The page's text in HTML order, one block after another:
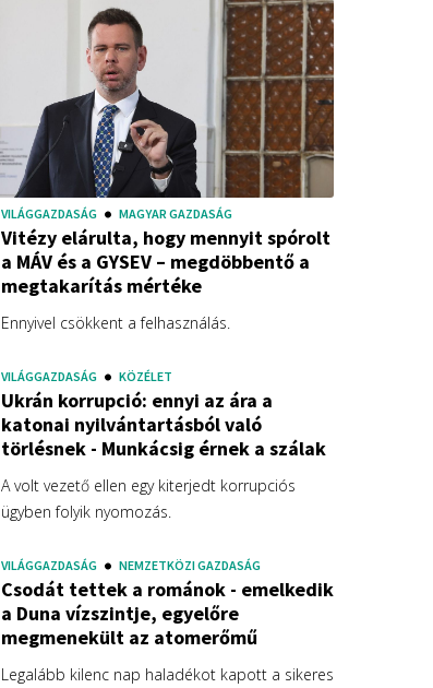
VILÁGGAZDASÁG MAGYAR GAZDASÁG
Vitézy elárulta, hogy mennyit spórolt
a MÁV és a GYSEV – megdöbbentő a
megtakarítás mértéke
Ennyivel csökkent a felhasználás.
VILÁGGAZDASÁG KÖZÉLET
Ukrán korrupció: ennyi az ára a
katonai nyilvántartásból való
törlésnek - Munkácsig érnek a szálak
A volt vezető ellen egy kiterjedt korrupciós
ügyben folyik nyomozás.
VILÁGGAZDASÁG NEMZETKÖZI GAZDASÁG
Csodát tettek a románok - emelkedik
a Duna vízszintje, egyelőre
megmenekült az atomerőmű
Legalább kilenc nap haladékot kapott a sikeres